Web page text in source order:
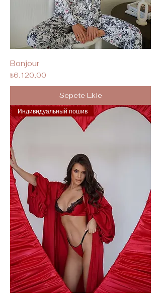
Bonjour
Fiyat
₺6.120,00
Sepete Ekle
Индивидуальный пошив